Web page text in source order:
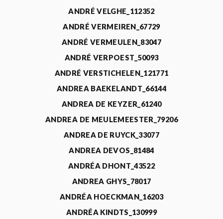
ANDRÉ VELGHE_112352
ANDRÉ VERMEIREN_67729
ANDRÉ VERMEULEN_83047
ANDRÉ VERPOEST_50093
ANDRÉ VERSTICHELEN_121771
ANDREA BAEKELANDT_66144
ANDREA DE KEYZER_61240
ANDREA DE MEULEMEESTER_79206
ANDREA DE RUYCK_33077
ANDREA DEVOS_81484
ANDRÉA DHONT_43522
ANDREA GHYS_78017
ANDRÉA HOECKMAN_16203
ANDRÉA KINDTS_130999